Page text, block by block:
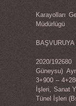
Karayolları
Müdürlügü
2020/
Güneysu)
3+900 –
İşleri, Sanat
Tünel İşleri